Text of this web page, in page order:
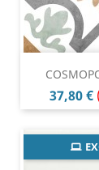
Prix
37,80 €